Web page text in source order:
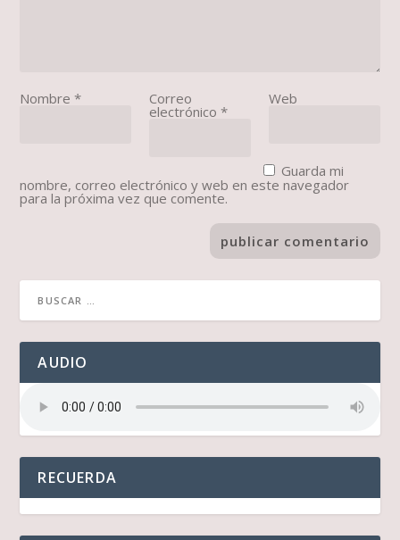
Nombre* Correo
electrónico *
Web
Guarda mi
nombre, correo electrónico y web en este navegador
para la próxima vez que comente.
AUDIO
RECUERDA